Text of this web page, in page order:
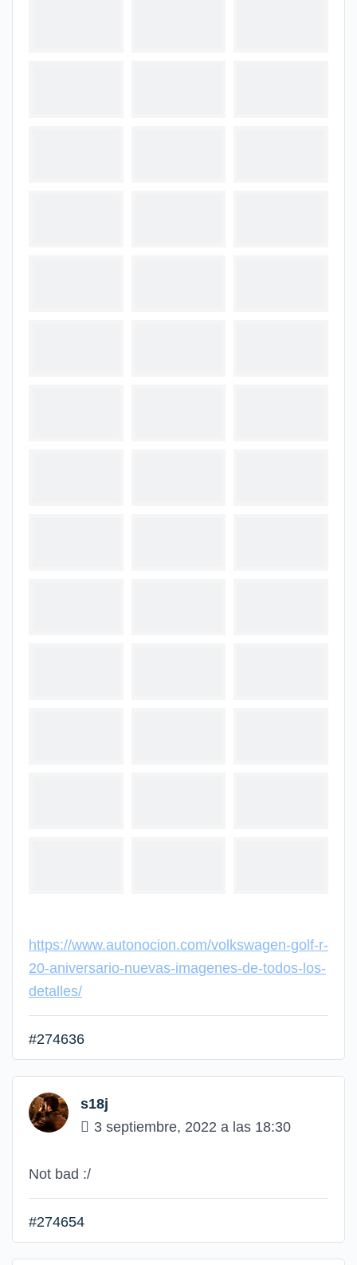
https://www.autonocion.com/volkswagen-golf-r-
20-aniversario-nuevas-imagenes-de-todos-los-
detalles/
#274636
s18j
3 septiembre, 2022 a las 18:30
Not bad :/
#274654